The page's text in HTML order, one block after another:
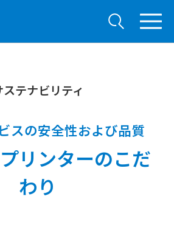
ステナビリティ
スの安全性および品質
リンターのこだ
わり